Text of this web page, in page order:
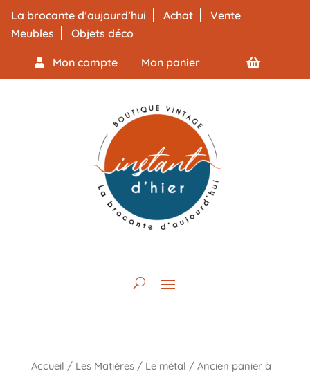
La brocante d’aujourd’hui Achat
Vente
Meubles
Objets déco
Mon compte Mon panier
Accueil / Les Matières/ Le métal / Ancien panier à